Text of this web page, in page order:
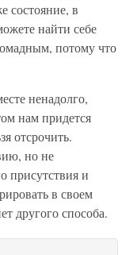
состояние, в
найти себе
потому что
ненадолго,
нам придется
отсрочить.
но не
присутствия и
в своем
другого способа.